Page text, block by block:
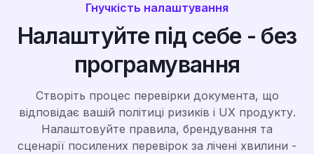
Гнучкість налаштування
Налаштуйте під себе - без
програмування
Створіть процес перевірки документа, що
відповідає вашій політиці ризиків і UX продукту.
Налаштовуйте правила, брендування та
сценарії посилених перевірок за лічені хвилини -